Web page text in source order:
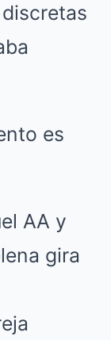
es
AA y
gira